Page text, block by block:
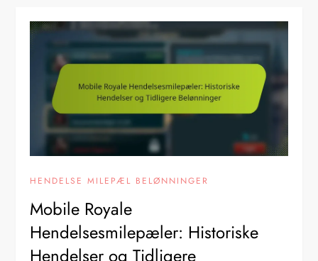
HENDELSE MILEPÆL BELØNNINGER
Mobile Royale
Hendelsesmilepæler: Historiske
Hendelser og Tidligere